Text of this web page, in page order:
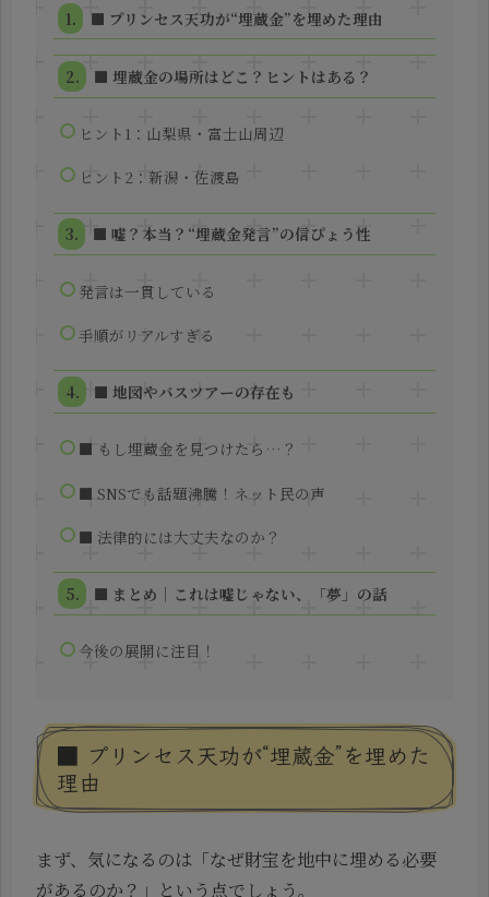
■ プリンセス天功が“埋蔵金”を埋めた理由
■ 埋蔵金の場所はどこ？ヒントはある？
ヒント1：山梨県・富士山周辺
ヒント2：新潟・佐渡島
■ 嘘？本当？“埋蔵金発言”の信ぴょう性
発言は一貫している
手順がリアルすぎる
■ 地図やバスツアーの存在も
■ もし埋蔵金を見つけたら…？
■ SNSでも話題沸騰！ネット民の声
■ 法律的には大丈夫なのか？
■ まとめ｜これは嘘じゃない、「夢」の話
今後の展開に注目！
■ プリンセス天功が“埋蔵金”を埋めた
理由
まず、気になるのは「なぜ財宝を地中に埋める必要
があるのか？」という点でしょう。